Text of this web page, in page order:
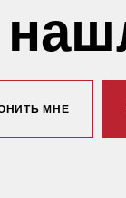
МНЕ